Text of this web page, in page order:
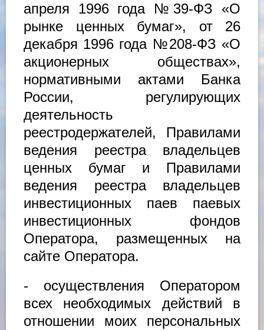
апреля 1996 года №39-ФЗ «О
рынке ценных бумаг», от 26
декабря 1996 года №208-ФЗ «О
акционерных обществах»,
нормативными актами Банка
России, регулирующих
деятельность
реестродержателей, Правилами
ведения реестра владельцев
ценных бумаг и Правилами
ведения реестра владельцев
инвестиционных паев паевых
инвестиционных фондов
Оператора, размещенных на
сайте Оператора.
- осуществления Оператором
всех необходимых действий в
отношении моих персональных